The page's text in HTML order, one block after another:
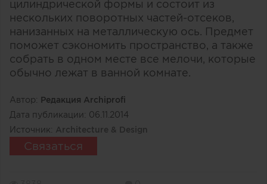
цилиндрической формы и состоит из
нескольких поворотных частей-отсеков,
нанизанных на металлическую ось. Предмет
поможет сэкономить пространство, а также
собрать в одном месте все мелочи, которые
обычно лежат в ванной комнате.
Автор: Редакция Archiprofi
Дата публикации: 06.11.2014
Источник: Architecture & Design
Связаться